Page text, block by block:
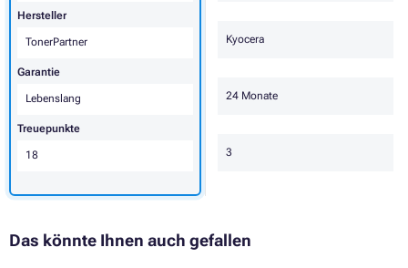
Kyocera
24 Monate
3
Hersteller
TonerPartner
Garantie
Lebenslang
Treuepunkte
18
Das könnte Ihnen auch gefallen